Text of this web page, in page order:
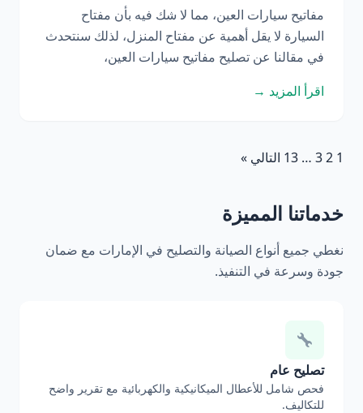
مفاتيح سيارات العين، مما لا شك فيه بأن مفتاح
السيارة لا يقل أهمية عن مفتاح المنزل، لذلك سنتحدث
في مقالنا عن تصليح مفاتيح سيارات العين،
اقرأ المزيد →
1
2
3
…
13 التالي »
خدماتنا المميزة
نغطي جميع أنواع الصيانة والتصليح في الإمارات مع ضمان
جودة وسرعة في التنفيذ.
تصليح عام
فحص شامل للأعطال الميكانيكية والكهربائية مع تقرير واضح
للتكاليف.